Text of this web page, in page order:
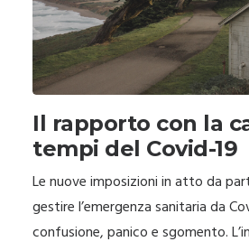
Il rapporto con la
tempi del Covid-19
Le nuove imposizioni in atto da
gestire l’emergenza sanitaria da
confusione, panico e sgomento.